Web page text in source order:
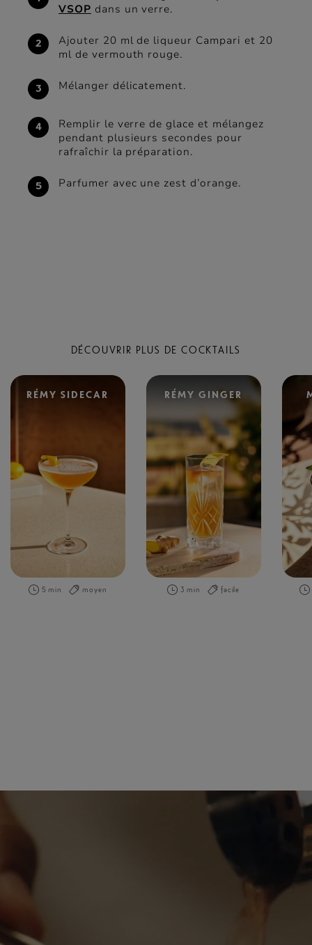
VSOP dans un verre.
Ajouter 20 ml de liqueur Campari et 20
ml de vermouth rouge.
Mélanger délicatement.
Remplir le verre de glace et mélangez
pendant plusieurs secondes pour
rafraîchir la préparation.
Parfumer avec une zest d’orange.
DÉCOUVRIR PLUS DE COCKTAILS
RÉMY SIDECAR
5 min moyen
RÉMY GINGER
3 min facile